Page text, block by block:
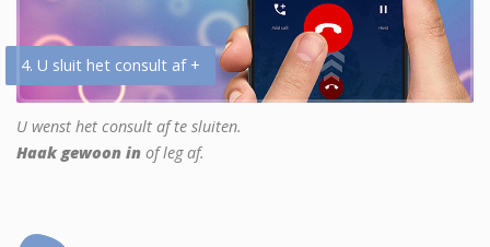
4. U sluit het consult af +
U wenst het consult af te sluiten.
Haak gewoon in of leg af.